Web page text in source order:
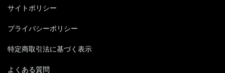
サイトポリシー
プライバシーポリシー
特定商取引法に基づく表示
よくある質問